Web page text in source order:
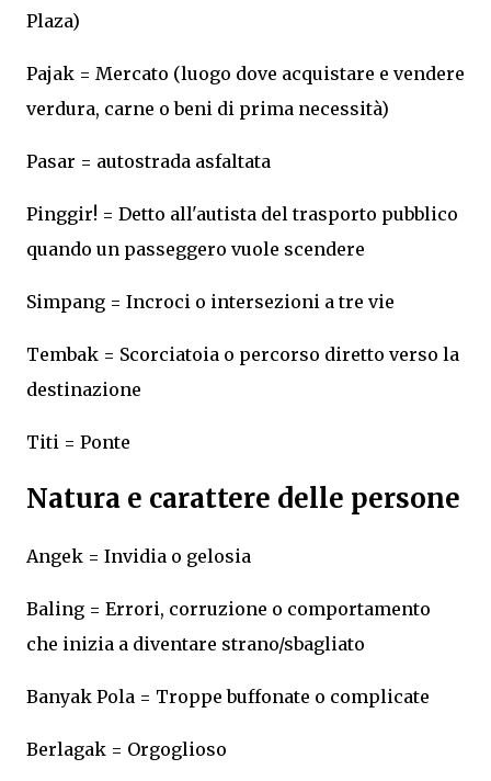
Plaza)
Pajak = Mercato (luogo dove acquistare e vendere
verdura, carne o beni di prima necessità)
Pasar = autostrada asfaltata
Pinggir! = Detto all'autista del trasporto pubblico
quando un passeggero vuole scendere
Simpang = Incroci o intersezioni a tre vie
Tembak = Scorciatoia o percorso diretto verso la
destinazione
Titi = Ponte
Natura e carattere delle persone
Angek = Invidia o gelosia
Baling = Errori, corruzione o comportamento
che inizia a diventare strano/sbagliato
Banyak Pola = Troppe buffonate o complicate
Berlagak = Orgoglioso